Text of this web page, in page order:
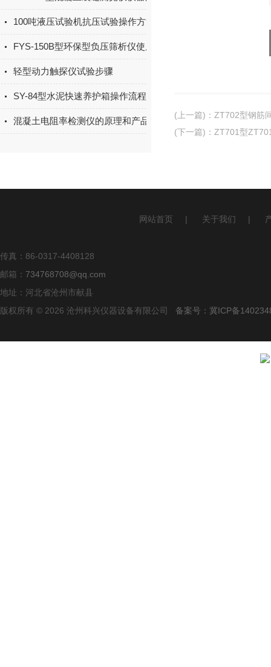
100吨液压试验机抗压试验操作方法
FYS-150B型环保型负压筛析仪使用说明书
轻型动力触探仪试验步骤
SY-84型水泥快速养护箱操作流程
混凝土电阻率检测仪的原理和产品特点
(上一篇) ： ZT702型钢筋
(下一篇) ： ZT701型
网站首页 | 关于我们 |
传真：86-0317-4408128
邮箱： 734768708@qq.com
地址：河北省沧州市献县
版权所有 © 2026 沧州科兴仪器设备有限公司 备案号：冀ICP备